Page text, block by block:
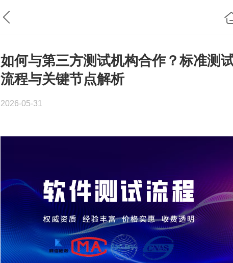
如何与第三方测试机构合作？标准测
流程与关键节点解析
2026-05-31